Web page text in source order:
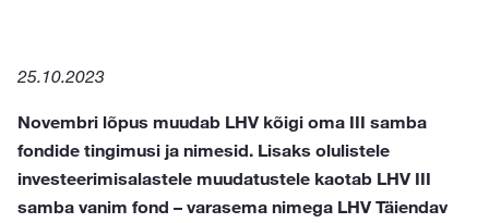
25.10.2023
Novembri lõpus muudab LHV kõigi oma III samba
fondide tingimusi ja nimesid. Lisaks olulistele
investeerimisalastele muudatustele kaotab LHV III
samba vanim fond – varasema nimega LHV Täiendav